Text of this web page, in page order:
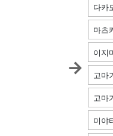
다카
마츠
이지
고마
고마
미야